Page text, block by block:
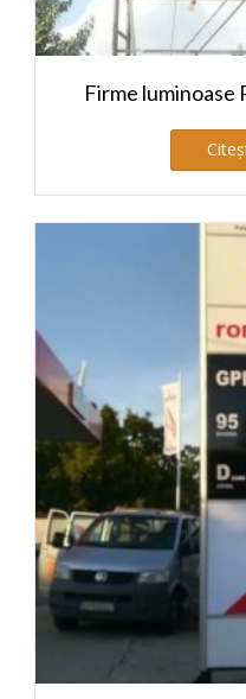
Firme luminoase